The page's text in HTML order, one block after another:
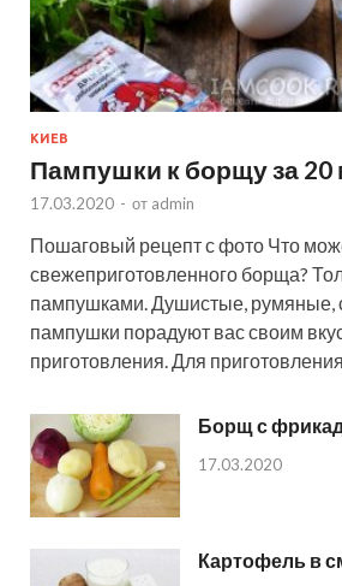
КИЕВ
Пампушки к борщу за 20
17.03.2020 - от admin
Пошаговый рецепт с фото Что
свежеприготовленного борща?
пампушками. Душистые, румяные,
пампушки порадуют вас своим
приготовления. Для
Борщ с
17.03.2020
Картофель в